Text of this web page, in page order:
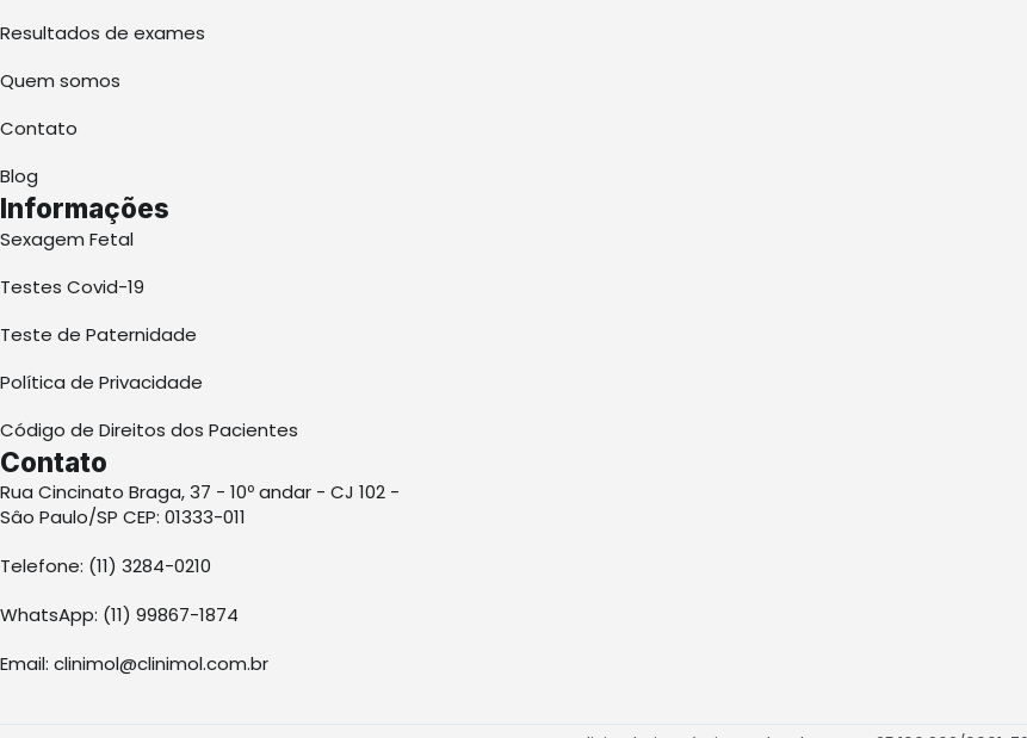
Resultados de exames
Quem somos
Contato
Blog
Informações
Sexagem Fetal
Testes Covid-19
Teste de Paternidade
Política de Privacidade
Código de Direitos dos Pacientes
Contato
Rua Cincinato Braga, 37 - 10º andar - CJ 102 -
Sâo Paulo/SP CEP: 01333-011
Telefone: (11) 3284-0210
WhatsApp: (11) 99867-1874
Email: clinimol@clinimol.com.br